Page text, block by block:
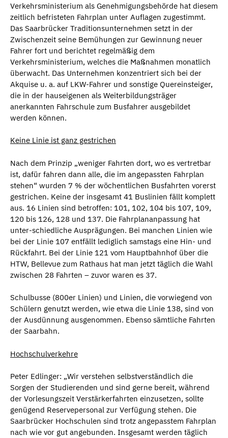
Verkehrsministerium als Genehmigungsbehörde hat diesem
zeitlich befristeten Fahrplan unter Auflagen zugestimmt.
Das Saarbrücker Traditionsunternehmen setzt in der
Zwischenzeit seine Bemühungen zur Gewinnung neuer
Fahrer fort und berichtet regelmäßig dem
Verkehrsministerium, welches die Maßnahmen monatlich
überwacht. Das Unternehmen konzentriert sich bei der
Akquise u. a. auf LKW-Fahrer und sonstige Quereinsteiger,
die in der hauseigenen als Weiterbildungsträger
anerkannten Fahrschule zum Busfahrer ausgebildet
werden können.
Keine Linie ist ganz gestrichen
Nach dem Prinzip „weniger Fahrten dort, wo es vertretbar
ist, dafür fahren dann alle, die im angepassten Fahrplan
stehen“ wurden 7 % der wöchentlichen Busfahrten vorerst
gestrichen. Keine der insgesamt 41 Buslinien fällt komplett
aus. 16 Linien sind betroffen: 101, 102, 104 bis 107, 109,
120 bis 126, 128 und 137. Die Fahrplananpassung hat
unter-schiedliche Ausprägungen. Bei manchen Linien wie
bei der Linie 107 entfällt lediglich samstags eine Hin- und
Rückfahrt. Bei der Linie 121 vom Hauptbahnhof über die
HTW, Bellevue zum Rathaus hat man jetzt täglich die Wahl
zwischen 28 Fahrten – zuvor waren es 37.
Schulbusse (800er Linien) und Linien, die vorwiegend von
Schülern genutzt werden, wie etwa die Linie 138, sind von
der Ausdünnung ausgenommen. Ebenso sämtliche Fahrten
der Saarbahn.
Hochschulverkehre
Peter Edlinger: „Wir verstehen selbstverständlich die
Sorgen der Studierenden und sind gerne bereit, während
der Vorlesungszeit Verstärkerfahrten einzusetzen, sollte
genügend Reservepersonal zur Verfügung stehen. Die
Saarbrücker Hochschulen sind trotz angepasstem Fahrplan
nach wie vor gut angebunden. Insgesamt werden täglich